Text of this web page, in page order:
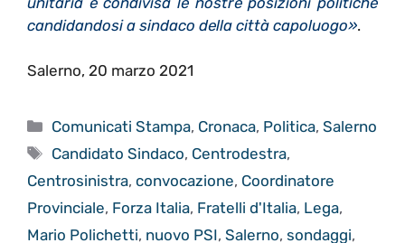
candidandosi a sindaco della città capoluogo».
Salerno, 20 marzo 2021
Categorie
Comunicati Stampa, Cronaca, Politica,Salerno
Tag
Candidato Sindaco, Centrodestra,
Centrosinistra, convocazione, Coordinatore
Provinciale, Forza Italia, Fratelli d'Italia, Lega,
Mario Polichetti, nuovo PSI, Salerno, sondaggi,